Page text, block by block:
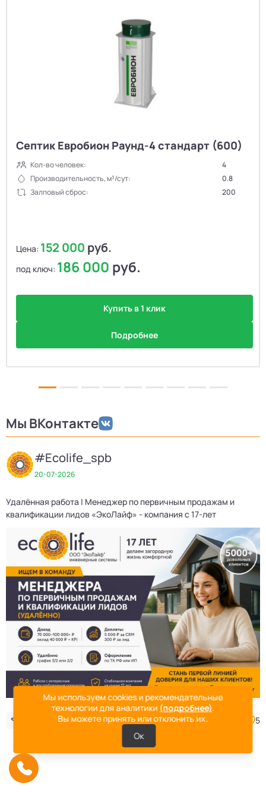
Септик Евробион Раунд-4 стандарт (600)
Кол-во человек:
4
Производительность, м³/сут:
0.8
Залповый сброс:
200
Цена: 152 000 руб.
под ключ: 186 000 руб.
Купить в 1 клик
Подробнее
Мы ВКонтакте
#Ecolife_spb
20-07-2026
Удалённая работа | Менеджер по первичным продажам и
квалификации лидов «ЭкоЛайф» - компания с 17-лет
Поделиться 5
Мы используем cookies и рекомендательные
технологии для аналитики (подробнее).
Вы можете принять или отклонить их.
Ок